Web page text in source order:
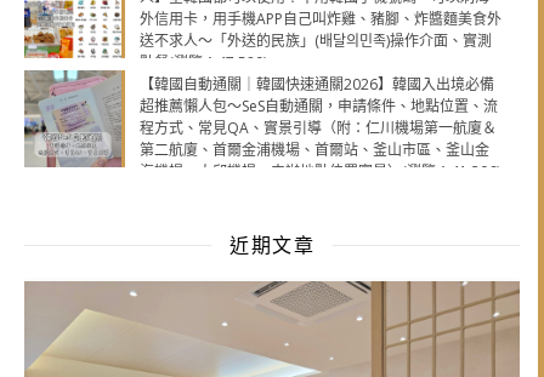
外信用卡，用手機APP自己叫炸雞、豬腳、炸醬麵美食外
送不求人～「外送的民族」(배달의민족)操作介面、實測
點餐(瀏覽：47,589)
【韓國自動通關｜韓國快速通關2026】韓國入出境必備
超推薦懶人包～SeS自動通關，申請條件、地點位置、流
程方式、常見QA、實景引導（附：仁川機場第一航廈＆
第二航廈、首爾金浦機場、首爾站、釜山市區、釜山金
海機場、大邱機場，申辦地點位置實景）(瀏覽：41,306)
近期文章